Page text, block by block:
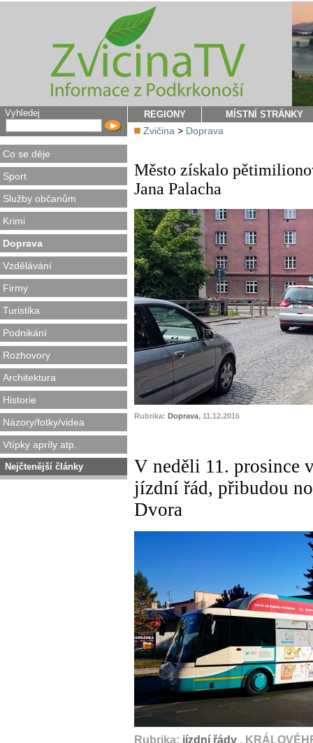
Vyhledej
Co se děje
Sport
Služby občanům
Krimi
Doprava
Vzdělávání
Firmy
Turistika
Podnikání
Rozhovory
Architektura
Historie
Názory/fotky/videa
Vtípky apríly atp.
Nejčtenější články
REGIONY MÍSTNÍ STRÁNKY
Zvičina > Doprava
Město získalo
Jana Palacha
Rubrika: Doprava, 11.12.2016
V neděli 11. prosince
jízdní řád, přibudou
Dvora
Rubrika: jízdní řády ,